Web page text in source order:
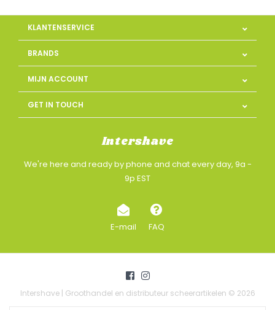
KLANTENSERVICE
BRANDS
MIJN ACCOUNT
GET IN TOUCH
Intershave
We're here and ready by phone and chat every day, 9a -
9p EST
E-mail FAQ
Intershave | Groothandel en distributeur scheerartikelen © 2026